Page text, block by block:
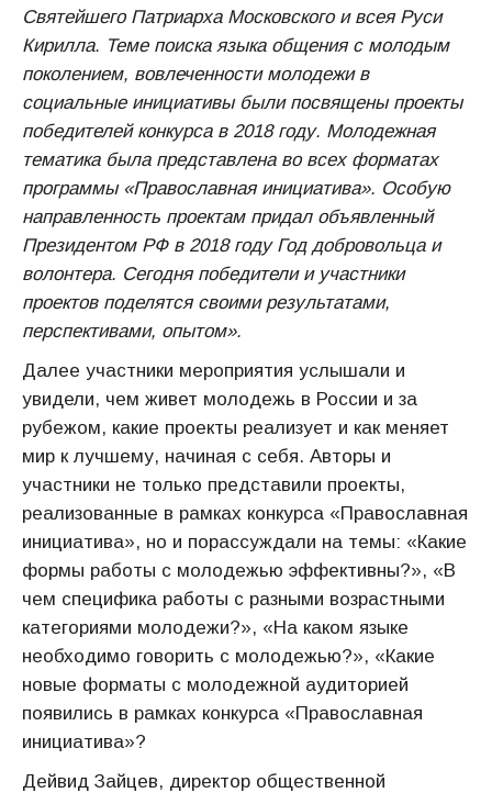
Святейшего Патриарха Московского и всея Руси
Кирилла. Теме поиска языка общения с молодым
поколением, вовлеченности молодежи в
социальные инициативы были посвящены проекты
победителей конкурса в 2018 году. Молодежная
тематика была представлена во всех форматах
программы «Православная инициатива». Особую
направленность проектам придал объявленный
Президентом РФ в 2018 году Год добровольца и
волонтера. Сегодня победители и участники
проектов поделятся своими результатами,
перспективами, опытом».
Далее участники мероприятия услышали и
увидели, чем живет молодежь в России и за
рубежом, какие проекты реализует и как меняет
мир к лучшему, начиная с себя. Авторы и
участники не только представили проекты,
реализованные в рамках конкурса «Православная
инициатива», но и порассуждали на темы: «Какие
формы работы с молодежью эффективны?», «В
чем специфика работы с разными возрастными
категориями молодежи?», «На каком языке
необходимо говорить с молодежью?», «Какие
новые форматы с молодежной аудиторией
появились в рамках конкурса «Православная
инициатива»?
Дейвид Зайцев, директор общественной